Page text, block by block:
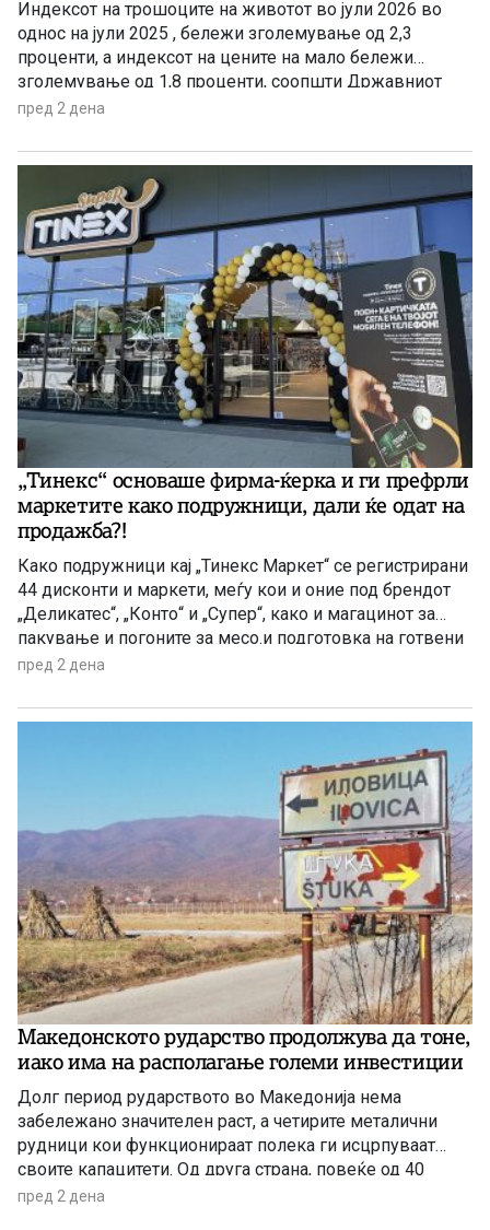
Индексот на трошоците на животот во јули 2026 во
однос на јули 2025 , бележи зголемување од 2,3
проценти, а индексот на цените на мало бележи
зголемување од 1,8 проценти, соопшти Државниот
завод за статистика. Станува збор за благо забавување
годишната стапка на инфлација изнесуваше 3,4
пред 2 дена
„Тинекс“ основаше фирма-ќерка и ги префрли
маркетите како подружници, дали ќе одат на
продажба?!
Како подружници кај „Тинекс Маркет“ се регистрирани
44 дисконти и маркети, меѓу кои и оние под брендот
„Деликатес“, „Конто“ и „Супер“, како и магацинот за
пакување и погоните за месо.и подготовка на готвени
јадења. Префрлен е и центарот за логистика, односно
пред 2 дена
Македонското рударство продолжува да тоне,
иако има на располагање големи инвестиции
Долг период рударството во Македонија нема
забележано значителен раст, а четирите металични
рудници кои функционираат полека ги исцрпуваат
своите капацитети. Од друга страна, повеќе од 40
години се нема реализирано ниту една голема
пред 2 дена